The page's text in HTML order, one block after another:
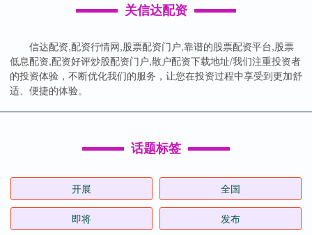
关信达配资
信达配资,配资行情网,股票配资门户,靠谱的股票配资平台,股票
低息配资,配资好评炒股配资门户,散户配资下载地址/我们注重投资者
的投资体验，不断优化我们的服务，让您在投资过程中享受到更加舒
适、便捷的体验。
话题标签
开展 全国
即将 发布